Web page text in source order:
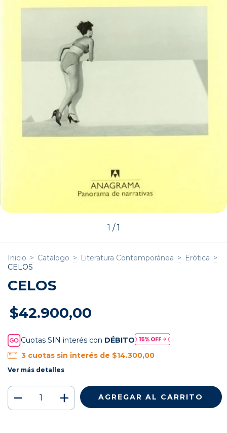
1 /1
Inicio > Catalogo > Literatura Contemporánea > Erótica >
CELOS
CELOS
$42.900,00
Cuotas SIN interés con DÉBITO
3 cuotas sin interés de $14.300,00
Ver más detalles